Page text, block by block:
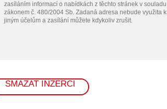
zasíláním informací o nabídkách z těchto stránek v souladu
zákonem č. 480/2004 Sb. Zadaná adresa nebude využita
jiným účelům a zasílání můžete kdykoliv zrušit.
SMAZAT INZERCI